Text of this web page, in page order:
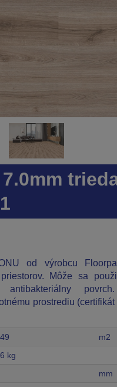
od výrobcu
Môže sa
antibakteriálny
prostrediu
m2
kg
mm